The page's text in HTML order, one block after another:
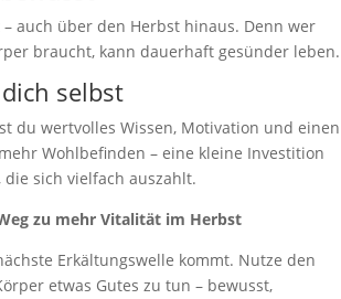
auch über den Herbst hinaus. Denn wer
braucht, kann dauerhaft gesünder leben.
selbst
du wertvolles Wissen, Motivation und einen
Wohlbefinden – eine kleine Investition
sich vielfach auszahlt.
zu mehr Vitalität im Herbst
Erkältungswelle kommt. Nutze den
etwas Gutes zu tun – bewusst,